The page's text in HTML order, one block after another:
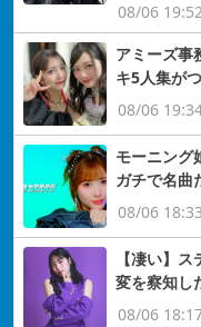
08/06
アミーズ事
キ5人集が
08/06
モーニング
ガチで名曲
08/06 18:33
【凄い】
変を察知し
08/06